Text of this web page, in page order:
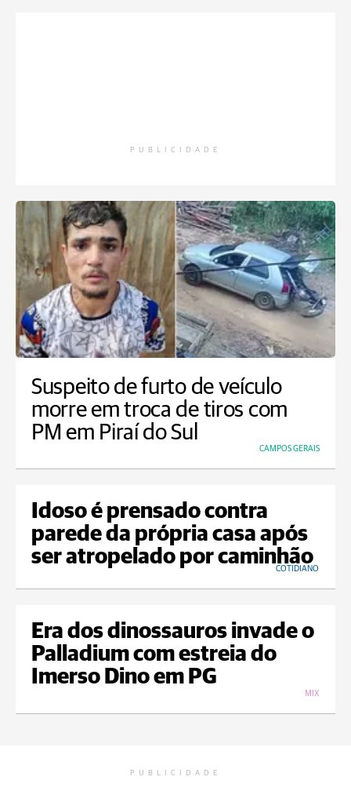
PUBLICIDADE
Suspeito de furto de veículo
morre em troca de tiros com
PM em Piraí do Sul
CAMPOS GERAIS
Idoso é prensado contra
parede da própria casa após
ser atropelado por caminhão
COTIDIANO
Era dos dinossauros invade o
Palladium com estreia do
Imerso Dino em PG
MIX
PUBLICIDADE